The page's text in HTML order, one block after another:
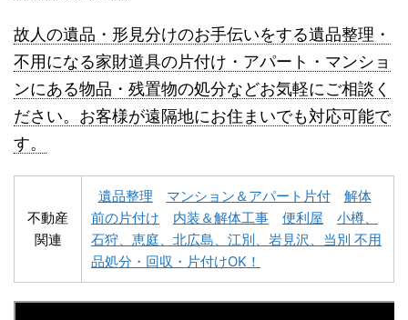
名寄市不用品回収 士別市不用品回収
深川市不用品回収 夕張市不用品回収
故人の遺品・形見分けのお手伝いをする遺品整理・
不用になる家財道具の片付け・アパート・マンショ
ンにある物品・残置物の処分などお気軽にご相談く
ださい。お客様が遠隔地にお住まいでも対応可能で
す。
不動産
関連
遺品整理 マンション＆アパート片付
解体
前の片付け
内装＆解体工事 便利屋
小樽、
石狩、恵庭、北広島、江別、岩見沢、当別 不用
品処分・回収・片付けOK！